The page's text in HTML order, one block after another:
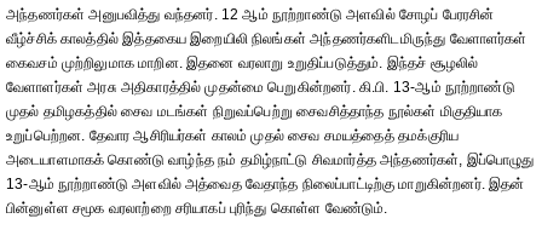
அந்தணர்கள் அனுபவித்து வந்தனர். 12 ஆம் நூற்றாண்டு அளவில் சோழப் பேரரசின்
வீழ்ச்சிக் காலத்தில் இத்தகைய இறையிலி நிலங்கள் அந்தணர்களிடமிருந்து வேளாளர்கள்
கைவசம் முற்றிலுமாக மாறின. இதனை வரலாறு உறுதிப்படுத்தும். இந்தச் சூழலில்
வேளாளர்கள் அரசு அதிகாரத்தில் முதன்மை பெறுகின்றனர். கி.பி. 13-ஆம் நூற்றாண்டு
முதல் தமிழகத்தில் சைவ மடங்கள் நிறுவப்பெற்று சைவசித்தாந்த நூல்கள் மிகுதியாக
உறுப்பெற்றன. தேவார ஆசிரியர்கள் காலம் முதல் சைவ சமயத்தைத் தமக்குரிய
அடையாளமாகக் கொண்டு வாழ்ந்த நம் தமிழ்நாட்டு சிவமார்த்த அந்தணர்கள், இப்பொழுது
13-ஆம் நூற்றாண்டு அளவில் அத்வைத வேதாந்த நிலைப்பாட்டிற்கு மாறுகின்றனர். இதன்
பின்னுள்ள சமூக வரலாற்றை சரியாகப் புரிந்து கொள்ள வேண்டும்.